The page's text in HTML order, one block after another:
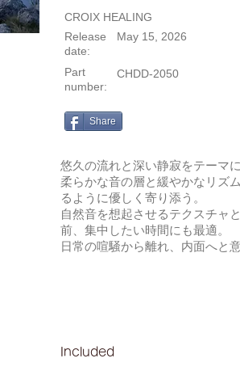
CROIX HEALING
May 15, 2026
Release
date:
Part
number:
CHDD-2050
Share
悠久の流れと深い静寂をテーマ
柔らかな音の層と緩やかなリズ
るように優しく寄り添う。
自然音を想起させるテクスチャ
前、集中したい時間にも最適。
日常の喧騒から離れ、内面へと
Included